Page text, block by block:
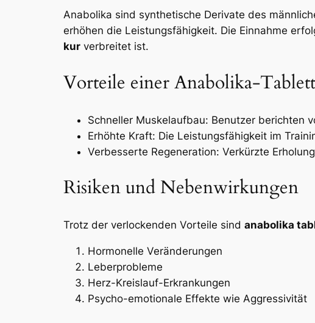
Anabolika sind synthetische Derivate des
erhöhen die Leistungsfähigkeit. Die Einnahme
kur verbreitet ist.
Vorteile einer Anabolika-
Schneller Muskelaufbau: Benutzer berichten
Erhöhte Kraft: Die Leistungsfähigkeit im
Verbesserte Regeneration: Verkürzte
Risiken und Nebenwirkungen
Trotz der verlockenden Vorteile sind anabolika
Hormonelle Veränderungen
Leberprobleme
Herz-Kreislauf-Erkrankungen
Psycho-emotionale Effekte wie Aggressivität